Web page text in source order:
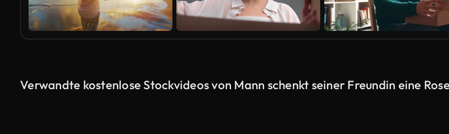
Verwandte kostenlose Stockvideos von Mann schenkt seiner Freundin eine